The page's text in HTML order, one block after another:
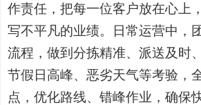
作责任，把每一位客户放在心上
写不平凡的业绩。日常运营中，
流程，做到分拣精准、派送及时
节假日高峰、恶劣天气等考验，
点，优化路线、错峰作业，确保